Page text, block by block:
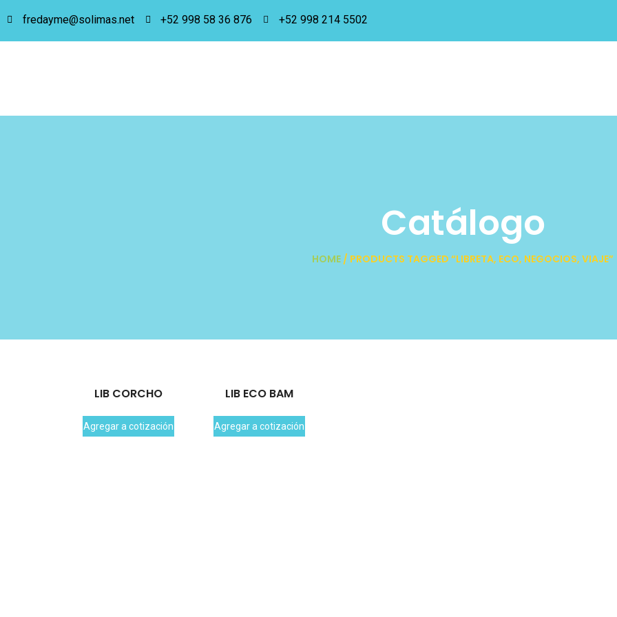
fredayme@solimas.net +52 998 58 36 876 +52 998 214 5502
Catálogo
HOME / PRODUCTS TAGGED “LIBRETA, ECO, NEGOCIOS, VIAJE”
LIB CORCHO
Agregar a cotización
LIB ECO BAM
Agregar a cotización